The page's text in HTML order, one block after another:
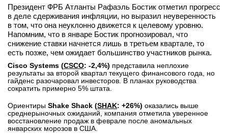
Президент ФРБ Атланты Рафаэль Бостик отметил прогресс
в деле сдерживания инфляции, но выразил неуверенность
в том, что она неуклонно движется к целевому уровню.
Напомним, что в январе Бостик прогнозировал, что
снижение ставки начнется лишь в третьем квартале, то
есть позже, чем ожидает большинство участников рынка.
Cisco Systems (CSCO: -2,4%) представила неплохие
результаты за второй квартал текущего финансового года, но
гайденс разочаровал инвесторов. В планах руководства
сократить примерно 5% штата.
Ориентиры Shake Shack (SHAK: +26%) оказались выше
среднерыночных ожиданий, компания отметила уверенное
восстановление продаж в феврале после аномальных
январских морозов в США.